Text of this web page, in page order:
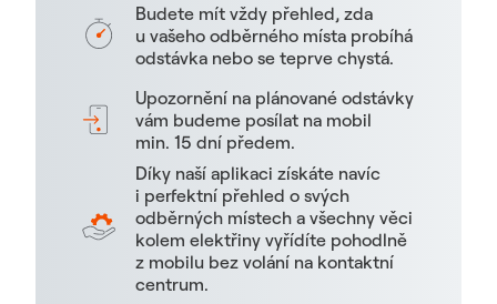
Budete mít vždy přehled, zda
u vašeho odběrného místa probíhá
odstávka nebo se teprve chystá.
Upozornění na plánované odstávky
vám budeme posílat na mobil
min. 15 dní předem.
Díky naší aplikaci získáte navíc
i perfektní přehled o svých
odběrných místech a všechny věci
kolem elektřiny vyřídíte pohodlně
z mobilu bez volání na kontaktní
centrum.